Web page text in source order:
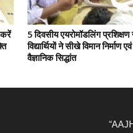
5 दिवसीय एयरोमॉडलिंग
विद्यार्थियों ने सीखे विमान निर्माण
वैज्ञानिक सिद्धांत